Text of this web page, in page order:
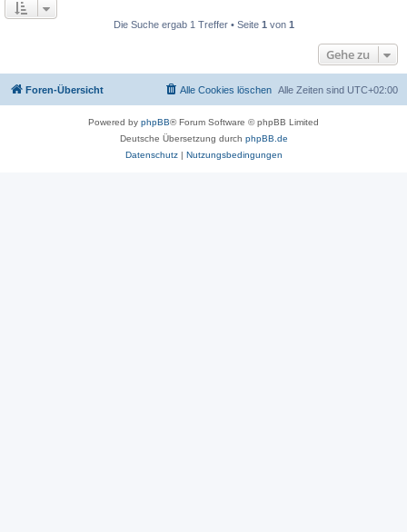
Die Suche ergab 1 Treffer • Seite 1 von 1
Gehe zu
Foren-Übersicht Alle Zeiten sind UTC+02:00
Alle Cookies löschen
Powered by phpBB® Forum Software © phpBB Limited
Deutsche Übersetzung durch phpBB.de
Datenschutz| Nutzungsbedingungen